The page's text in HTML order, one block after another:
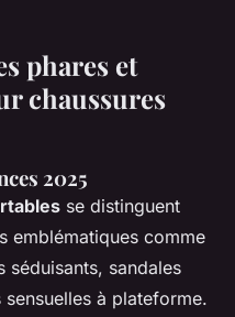
phares et
chaussures
2025
se distinguent
emblématiques comme
séduisants, sandales
à plateforme.